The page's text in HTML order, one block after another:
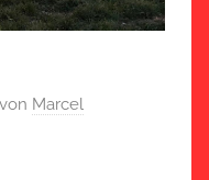
von Marcel